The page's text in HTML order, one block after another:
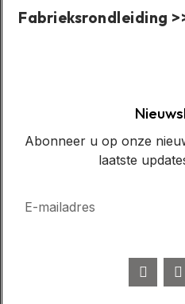
Fabrieksrondleiding
Abonneer u op onze
laatste